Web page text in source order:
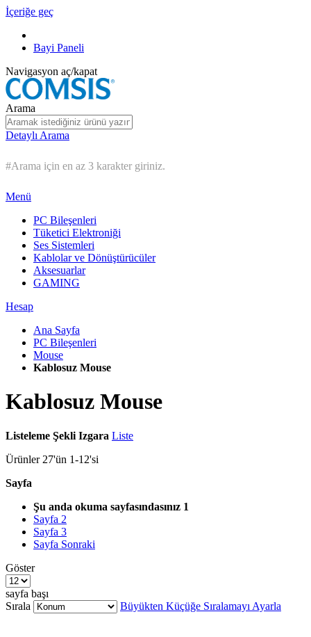
İçeriğe geç
Bayi Paneli
Navigasyon aç/kapat
Arama
Detaylı Arama
#Arama için en az 3 karakter giriniz.
Menü
PC Bileşenleri
Tüketici Elektroniği
Ses Sistemleri
Kablolar ve Dönüştürücüler
Aksesuarlar
GAMING
Hesap
Ana Sayfa
PC Bileşenleri
Mouse
Kablosuz Mouse
Kablosuz Mouse
Listeleme Şekli Izgara Liste
Ürünler 27'ün 1-12'si
Sayfa
Şu anda okuma sayfasındasınız 1
Sayfa 2
Sayfa 3
Sayfa Sonraki
Göster
sayfa başı
Sırala
Büyükten Küçüğe Sıralamayı Ayarla